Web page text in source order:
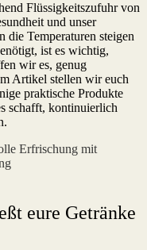
Flüssigkeitszufuhr von
und unser
die Temperaturen steigen
ist es wichtig,
wir es, genug
Artikel stellen wir euch
praktische Produkte
schafft, kontinuierlich
eure Getränke